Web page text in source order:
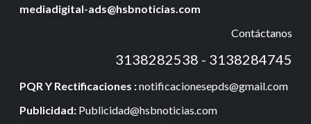
mediadigital-ads@hsbnoticias.com
Contáctanos
3138282538 - 3138284745
PQR Y Rectificaciones :notificacionesepds@gmail.com
Publicidad: Publicidad@hsbnoticias.com